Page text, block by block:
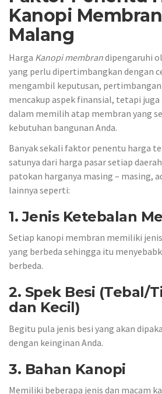
Kanopi
Malang
Harga Kanopimembrandipengaruhi
yang perlu dipertimbangkan dengan
mengambil keputusan,
mencakup aspek finansial, tetapi
dalam memilih atap membran yang
kebutuhan bangunan Anda.
Banyak sekali faktor penentu harga
satunya dari harga pasar setiap
patokan harganya masing – masing,
lainnya seperti:
1. Jenis Ketebalan
Setiap kanopi membran memiliki
yang berbeda sehingga itu
berbeda.
2. Spek Besi (Tebal/
dan Kecil)
Begitu pula jenis besi yang akan
dengan keinginan Anda.
3. Bahan Kanopi
Memiliki beberapa jenis dan macam